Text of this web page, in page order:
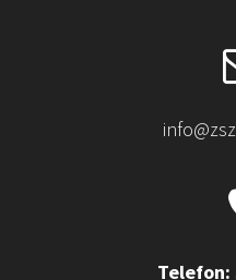
Telefon: